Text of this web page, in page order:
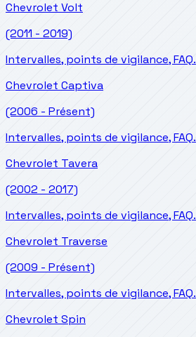
Chevrolet Volt
(2011 - 2019)
Intervalles, points de vigilance, FAQ.
Chevrolet Captiva
(2006 - Présent)
Intervalles, points de vigilance, FAQ.
Chevrolet Tavera
(2002 - 2017)
Intervalles, points de vigilance, FAQ.
Chevrolet Traverse
(2009 - Présent)
Intervalles, points de vigilance, FAQ.
Chevrolet Spin